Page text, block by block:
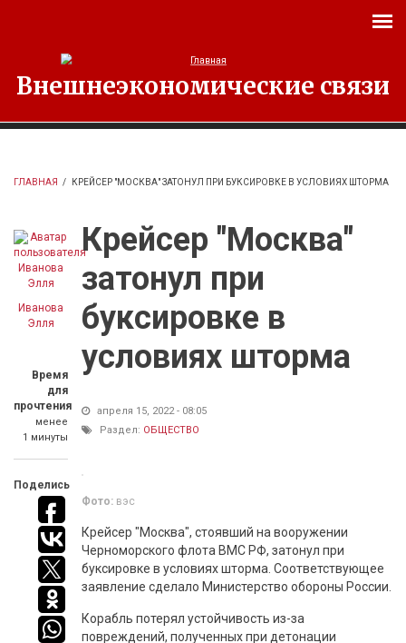
Внешнеэкономические связи
ГЛАВНАЯ / КРЕЙСЕР "МОСКВА" ЗАТОНУЛ ПРИ БУКСИРОВКЕ В УСЛОВИЯХ ШТОРМА
Иванова
Элля
Время
для
прочтения
менее
1 минуты
Поделись
Крейсер "Москва"
затонул при
буксировке в
условиях шторма
апреля 15, 2022 - 08:05
Раздел: ОБЩЕСТВО
Фото: вэс
Крейсер "Москва", стоявший на вооружении
Черноморского флота ВМС РФ, затонул при
буксировке в условиях шторма. Соответствующее
заявление сделало Министерство обороны России.
Корабль потерял устойчивость из-за
повреждений, полученных при детонации